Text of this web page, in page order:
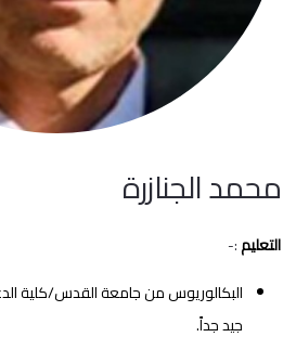
محمد الجنازرة
التعليم:-
جيد جداً.